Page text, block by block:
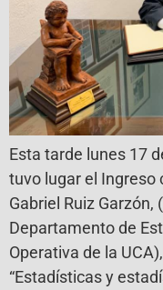
Esta tarde lunes 17
tuvo lugar el Ingreso
Gabriel Ruiz
Departamento de
Operativa de la
“Estadísticas y